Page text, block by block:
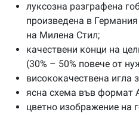
луксозна разграфена
произведена в
на Милена Стил;
качествени конци на
(30% – 50% повече от
висококачествена игла
ясна схема във формат
цветно изображение на